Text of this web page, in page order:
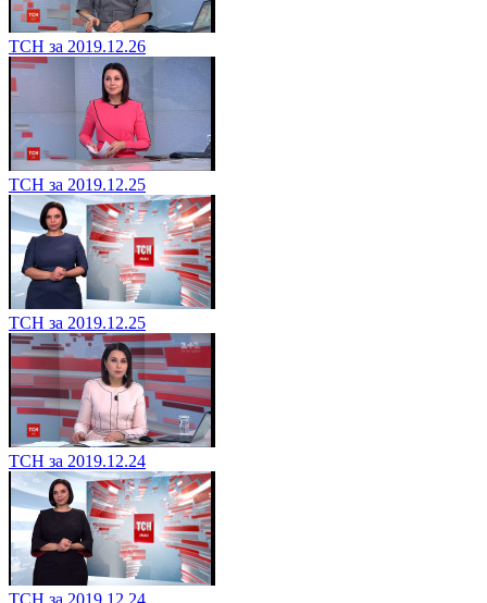
ТСН за 2019.12.26
ТСН за 2019.12.25
ТСН за 2019.12.25
ТСН за 2019.12.24
ТСН за 2019.12.24